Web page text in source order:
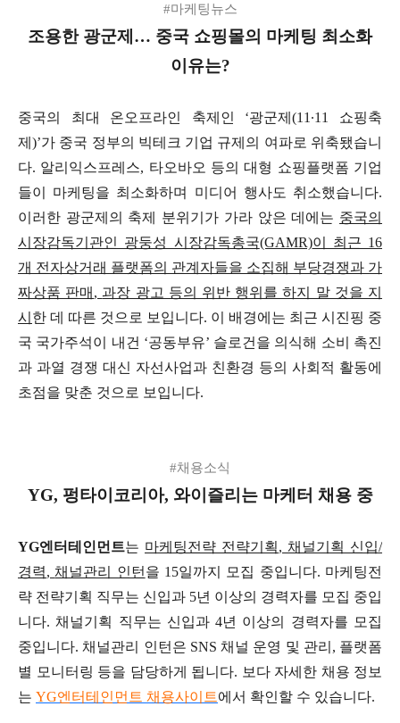
#마케팅뉴스
조용한 광군제 … 중국 쇼핑몰의 마케팅 최소화
이유는?
중국의 최대 온오프라인 축제인 ‘광군제(11 ∙11 쇼핑축
제 )’가 중국 정부의 빅테크 기업 규제의 여파로 위축됐습니
다. 알리익스프레스, 타오바오 등의 대형 쇼핑플랫폼 기업
들이 마케팅을 최소화하며 미디어 행사도 취소했습니다.
이러한 광군제의 축제 분위기가 가라 앉은 데에는 중국의
시장감독기관인 광둥성 시장감독총국(GAMR)이 최근 16
개 전자상거래 플랫폼의 관계자들을 소집해 부당경쟁과 가
짜상품 판매 , 과장 광고 등의 위반 행위를 하지 말 것을 지
시 한 데 따른 것으로 보입니다. 이 배경에는 최근 시진핑 중
국 국가주석이 내건 ‘공동부유’ 슬로건을 의식해 소비 촉진
과 과열 경쟁 대신 자선사업과 친환경 등의 사회적 활동에
초점을 맞춘 것으로 보입니다.
#채용소식
YG, 펑타이코리아, 와이즐리는 마케터 채용 중
YG엔터테인먼트는 마케팅전략 전략기획, 채널기획 신입/
경력, 채널관리 인턴 을 15일까지 모집 중입니다. 마케팅전
략 전략기획 직무는 신입과 5년 이상의 경력자를 모집 중입
니다. 채널기획 직무는 신입과4년 이상의 경력자를 모집
중입니다. 채널관리 인턴은 SNS 채널 운영 및 관리 , 플랫폼
별 모니터링 등을 담당하게 됩니다. 보다 자세한 채용 정보
는 YG엔터테인먼트 채용사이트에서 확인할 수 있습니다.